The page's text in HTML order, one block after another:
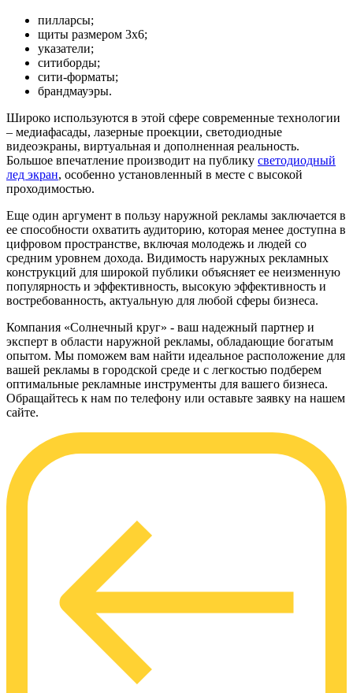
пилларсы;
щиты размером 3х6;
указатели;
ситиборды;
сити-форматы;
брандмауэры.
Широко используются в этой сфере современные технологии
– медиафасады, лазерные проекции, светодиодные
видеоэкраны, виртуальная и дополненная реальность.
Большое впечатление производит на публику светодиодный
лед экран, особенно установленный в месте с высокой
проходимостью.
Еще один аргумент в пользу наружной рекламы заключается в
ее способности охватить аудиторию, которая менее доступна в
цифровом пространстве, включая молодежь и людей со
средним уровнем дохода. Видимость наружных рекламных
конструкций для широкой публики объясняет ее неизменную
популярность и эффективность, высокую эффективность и
востребованность, актуальную для любой сферы бизнеса.
Компания «Солнечный круг» - ваш надежный партнер и
эксперт в области наружной рекламы, обладающие богатым
опытом. Мы поможем вам найти идеальное расположение для
вашей рекламы в городской среде и с легкостью подберем
оптимальные рекламные инструменты для вашего бизнеса.
Обращайтесь к нам по телефону или оставьте заявку на нашем
сайте.